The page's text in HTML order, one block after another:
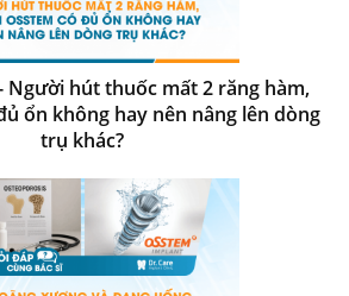
Người hút thuốc mất 2 răng hàm,
ổn không hay nên nâng lên dòng
trụ khác?